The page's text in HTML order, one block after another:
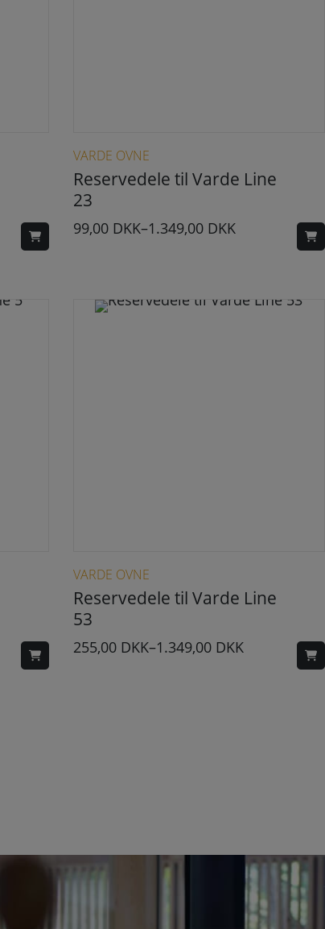
VARDE OVNE
Reservedele til Varde Line
23
99,00 DKK–1.349,00 DKK
VARDE OVNE
Reservedele til Varde Line
53
255,00 DKK–1.349,00 DKK